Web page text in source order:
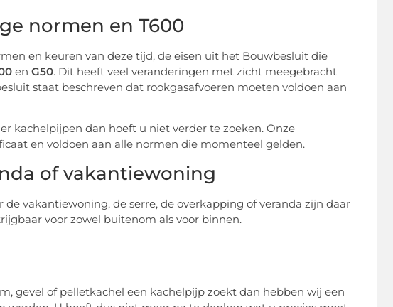
normen en T600
en keuren van deze tijd, de eisen uit het Bouwbesluit die
en G50. Dit heeft veel veranderingen met zicht meegebracht
staat beschreven dat rookgasafvoeren moeten voldoen aan
kachelpijpen dan hoeft u niet verder te zoeken. Onze
en voldoen aan alle normen die momenteel gelden.
of vakantiewoning
vakantiewoning, de serre, de overkapping of veranda zijn daar
voor zowel buitenom als voor binnen.
gevel of pelletkachel een kachelpijp zoekt dan hebben wij een